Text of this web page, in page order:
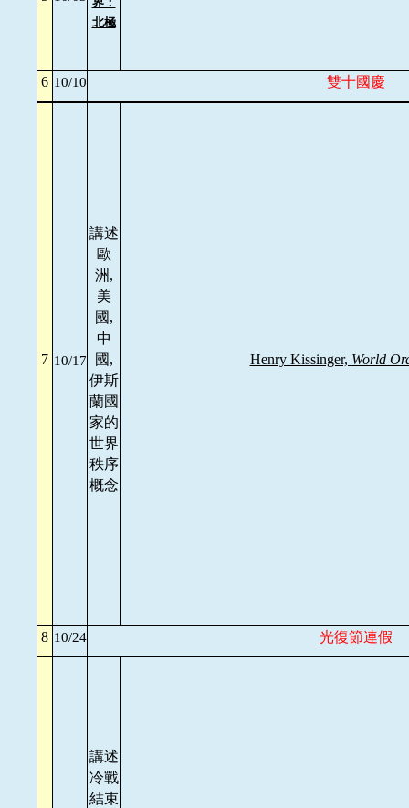
北極
6 10/10 雙十國慶
7 10/17
講述
歐
洲,
美
國,
中
國,
伊斯
蘭國
家的
世界
秩序
概念
Henry Kissinger, World
8 10/24 光復節連假
講述
冷戰
結束